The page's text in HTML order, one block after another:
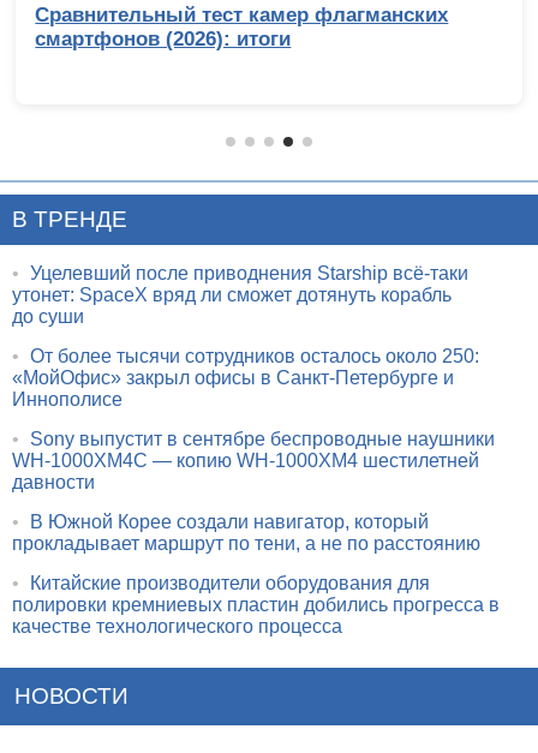
Лучший процессор под DDR4 в 2026 году: AM4
против LGA 1700
В ТРЕНДЕ
• Уцелевший после приводнения Starship всё-таки
утонет: SpaceX вряд ли сможет дотянуть корабль
до суши
• От более тысячи сотрудников осталось около 250:
«МойОфис» закрыл офисы в Санкт-Петербурге и
Иннополисе
•
Sony выпустит в сентябре беспроводные наушники
WH-1000XM4C — копию WH-1000XM4 шестилетней
давности
•
В Южной Корее создали навигатор, который
прокладывает маршрут по тени, а не по расстоянию
•
Китайские производители оборудования для
полировки кремниевых пластин добились прогресса в
качестве технологического процесса
НОВОСТИ